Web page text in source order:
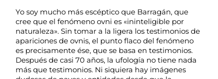
Yo soy mucho más escéptico que Barragán, que
cree que el fenómeno ovni es «ininteligible por
naturaleza». Sin tomar a la ligera los testimonios de
apariciones de ovnis, el punto flaco del fenómeno
es precisamente ése, que se basa en testimonios.
Después de casi 70 años, la ufología no tiene nada
más que testimonios. Ni siquiera hay imágenes